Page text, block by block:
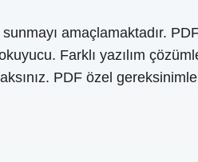
amaçlamaktadır.
Farklı yazılım
PDF özel